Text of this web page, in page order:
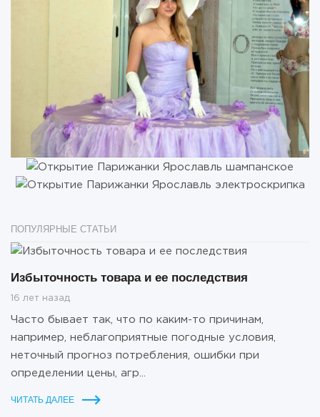
ПОПУЛЯРНЫЕ СТАТЬИ
Избыточность товара и ее последствия
16 лет назад
Часто бывает так, что по каким-то причинам,
например, неблагоприятные погодные условия,
неточный прогноз потребления, ошибки при
определении цены, агр...
ЧИТАТЬ ДАЛЕЕ